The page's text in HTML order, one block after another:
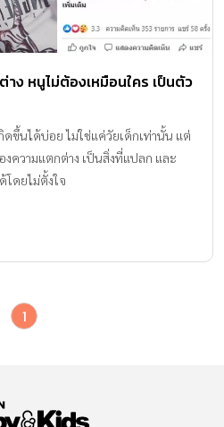
ง หนูไม่ต้องเหมือนใคร เป็นตัว
ดขึ้นได้บ่อย ไม่ใช่แค่วัยเด็กเท่านั้น แต่
งความแตกต่าง เป็นสิ่งที่แปลก และ
ดยไม่ตั้งใจ
1